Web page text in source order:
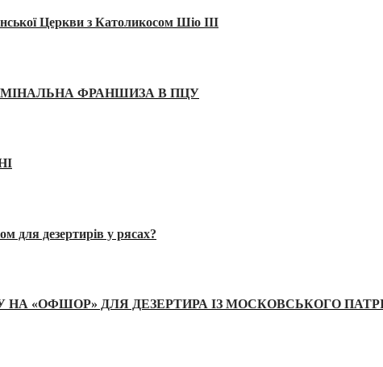
Церкви з Католикосом Шіо III
ФРАНШИЗА В ПЦУ
для дезертирів у рясах?
«ОФШОР» ДЛЯ ДЕЗЕРТИРА ІЗ МОСКОВСЬКОГО